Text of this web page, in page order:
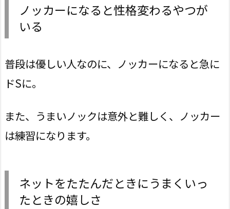
ノッカーになると性格変わるやつが
いる
普段は優しい人なのに、ノッカーになると急に
ドSに。
また、うまいノックは意外と難しく、ノッカー
は練習になります。
ネットをたたんだときにうまくいっ
たときの嬉しさ